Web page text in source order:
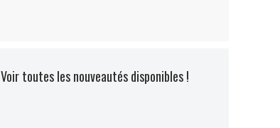
Voir toutes les nouveautés disponibles !